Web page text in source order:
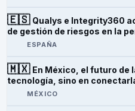
🇪🇸 Qualys e Integrity360
de gestión de riesgos en la
ESPAÑA
🇲🇽 En México, el futuro de
tecnología, sino en
MÉXICO